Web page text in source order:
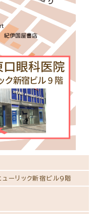
ーリック新宿ビル9階